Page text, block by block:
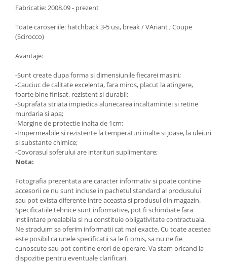
Fabricatie: 2008.09 - prezent
Toate caroseriile: hatchback 3-5 usi, break / VAriant ; Coupe
(Scirocco)
Avantaje:
-Sunt create dupa forma si dimensiunile fiecarei masini;
-Cauciuc de calitate excelenta, fara miros, placut la atingere,
foarte bine finisat, rezistent si durabil;
-Suprafata striata impiedica alunecarea incaltamintei si retine
murdaria si apa;
-Margine de protectie inalta de 1cm;
-Impermeabile si rezistente la temperaturi inalte si joase, la uleiuri
si substante chimice;
-Covorasul soferului are intarituri suplimentare;
Nota:
Fotografia prezentata are caracter informativ si poate contine
accesorii ce nu sunt incluse in pachetul standard al produsului
sau pot exista diferente intre aceasta si produsul din magazin.
Specificatiile tehnice sunt informative, pot fi schimbate fara
instiintare prealabila si nu constituie obligativitate contractuala.
Ne straduim sa oferim informatii cat mai exacte. Cu toate acestea
este posibil ca unele specificatii sa le fi omis, sa nu ne fie
cunoscute sau pot contine erori de operare. Va stam oricand la
dispozitie pentru eventuale clarificari.